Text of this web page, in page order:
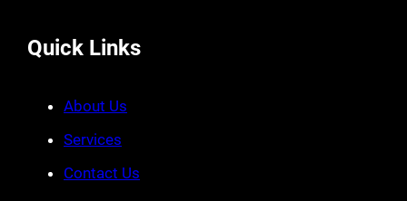
Quick Links
About Us
Services
Contact Us